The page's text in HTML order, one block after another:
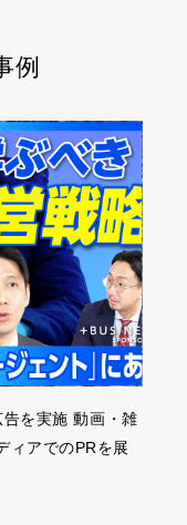
例
を実施 動画・雑
ィアでのPRを展